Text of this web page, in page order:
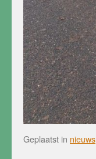
Geplaatst in nieuws